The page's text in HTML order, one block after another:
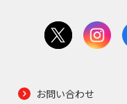
お問い合わせ